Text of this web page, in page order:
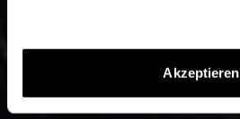
Akzeptieren